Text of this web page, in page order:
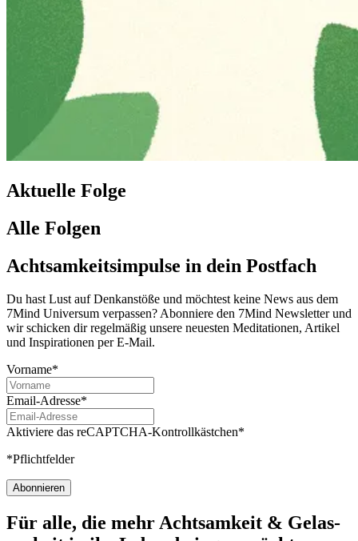
Aktuelle Folge
Alle Folgen
Achtsamkeitsimpulse in dein Postfach
Du hast Lust auf Denkanstöße und möchtest keine News aus dem
7Mind Universum verpassen? Abon­niere den 7Mind News­let­ter und
wir schicken dir regelmäßig unsere neuesten Meditationen, Artikel
und Inspirationen per E-Mail.
Vorname*
Email-Adresse*
Aktiviere das reCAPTCHA-Kontrollkästchen*
*Pflichtfelder
Abonnieren
Für alle, die mehr Acht­sam­keit & Gelas­